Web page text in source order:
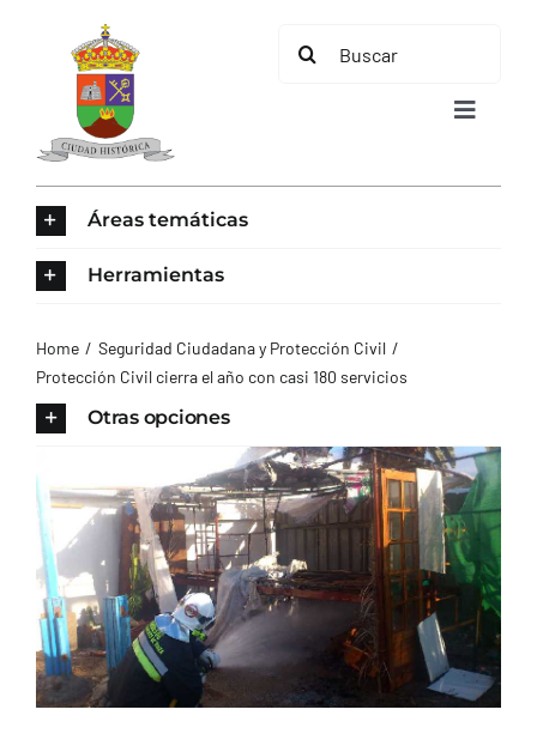
contenido
Buscar:
Toggle
AYUNTAMIENTO
TURISMO
CONTACTO
Áreas temáticas
Herramientas
Home
Seguridad Ciudadana y Protección Civil
Protección Civil cierra el año con casi 180 servicios
Otras opciones